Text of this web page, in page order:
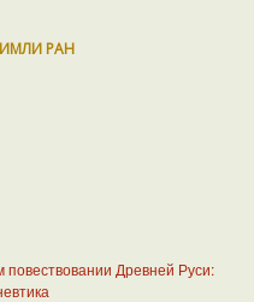
ИМЛИ РАН
повествовании Древней Руси: